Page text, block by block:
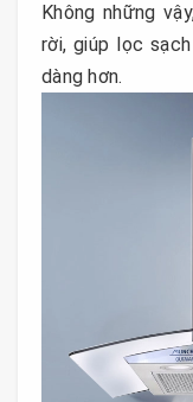
Không những
rời, giúp lọc
dàng hơn.